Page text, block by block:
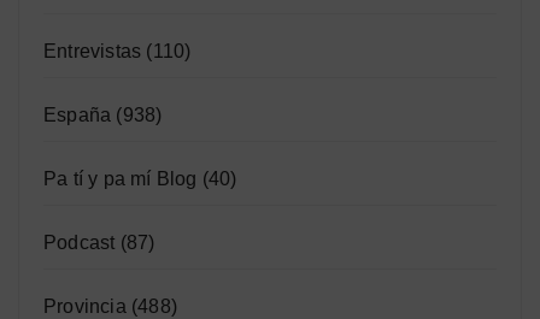
Entrevistas (110)
España (938)
Pa tí y pa mí Blog (40)
Podcast (87)
Provincia (488)